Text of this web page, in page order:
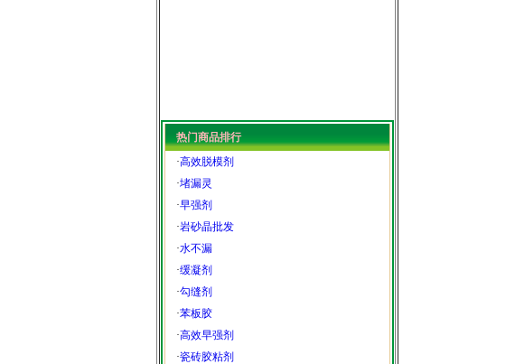
热门商品排行
·高效脱模剂
·堵漏灵
·早强剂
·岩砂晶批发
·水不漏
·缓凝剂
·勾缝剂
·苯板胶
·高效早强剂
·瓷砖胶粘剂